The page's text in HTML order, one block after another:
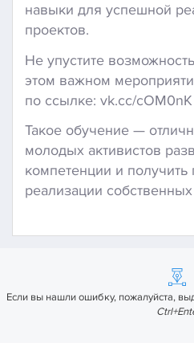
навыки для успешной
проектов.
Не упустите
этом важном
по ссылке: vk.cc/cOM0nK
Такое обучение —
молодых активистов
компетенции и
реализации
Если вы нашли ошибку, пожалуйста,